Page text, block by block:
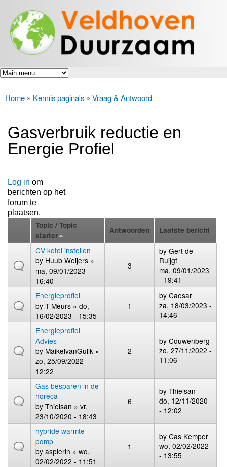
en naar
de inhoud
gaan
Veldhoven
Duurzaam
Energiek
naar de
toekomst
U bent hier
Home » Kennis pagina's » Vraag & Antwoord
Gasverbruik reductie en
Energie Profiel
Log in om
berichten op het
forum te
plaatsen.
Topic / Topic
starter
Antwoorden Laatste bericht
CV ketel instellen
by Huub Weijers »
ma, 09/01/2023 -
16:40
3
by Gert de
Ruijgt
ma, 09/01/2023
- 19:41
Energieprofiel
by T Meurs » do,
16/02/2023 - 15:35
1
by Caesar
za, 18/03/2023 -
14:46
Energieprofiel
Advies
by MaikelvanGulik »
zo, 25/09/2022 -
12:22
2
by Couwenberg
zo, 27/11/2022 -
11:06
Gas besparen in de
horeca
by Thielsan » vr,
23/10/2020 - 18:43
6
by Thielsan
do, 12/11/2020
- 12:02
hybride warmte
pomp
by aspierin » wo,
02/02/2022 - 11:51
1
by Cas Kemper
wo, 02/02/2022
- 13:55